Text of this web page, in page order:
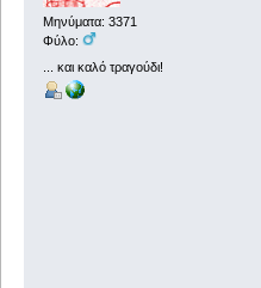
Μηνύματα: 3371
Φύλο:
... και καλό τραγούδι!